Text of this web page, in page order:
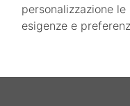
personalizzazione
esigenze e